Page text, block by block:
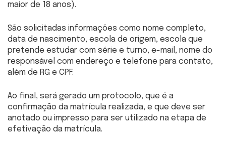
maior de 18 anos).
São solicitadas informações como nome completo,
data de nascimento, escola de origem, escola que
pretende estudar com série e turno, e-mail, nome do
responsável com endereço e telefone para contato,
além de RG e CPF.
Ao final, será gerado um protocolo, que é a
confirmação da matrícula realizada, e que deve ser
anotado ou impresso para ser utilizado na etapa de
efetivação da matrícula.